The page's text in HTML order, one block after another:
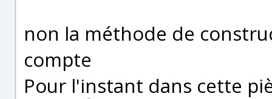
non la méthode de
compte
Pour l'instant dans cette